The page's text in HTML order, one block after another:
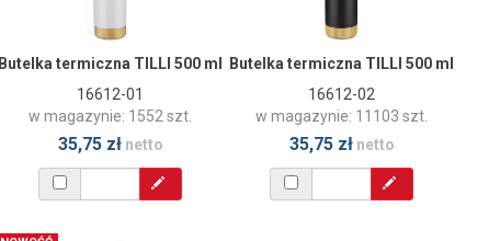
Butelka termiczna TILLI 500 ml
16612-01
w magazynie: 1552 szt.
35,75 złnetto
Butelka termiczna TILLI 500 ml
16612-02
w magazynie: 11103 szt.
35,75 złnetto